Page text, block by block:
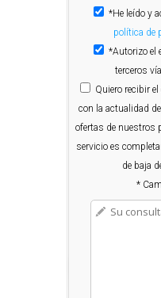
*He leído y
política de
*Autorizo el
terceros
Quiero recibir
con la actualidad
ofertas de nuestros
servicio es
de baja
*